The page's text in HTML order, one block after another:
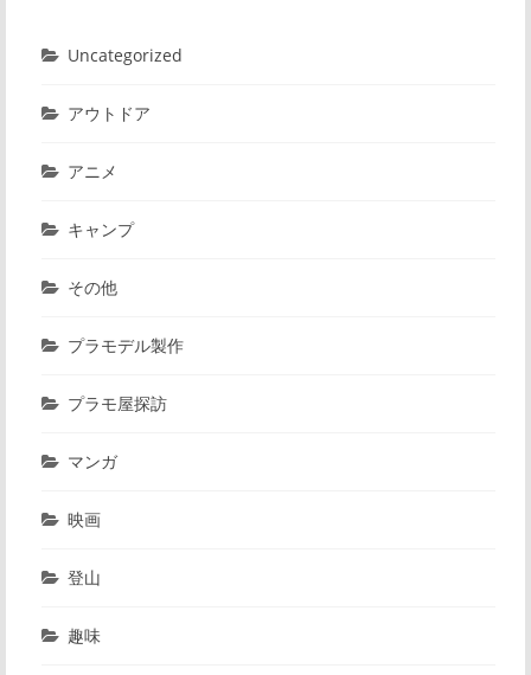
Uncategorized
アウトドア
アニメ
キャンプ
その他
プラモデル製作
プラモ屋探訪
マンガ
映画
登山
趣味